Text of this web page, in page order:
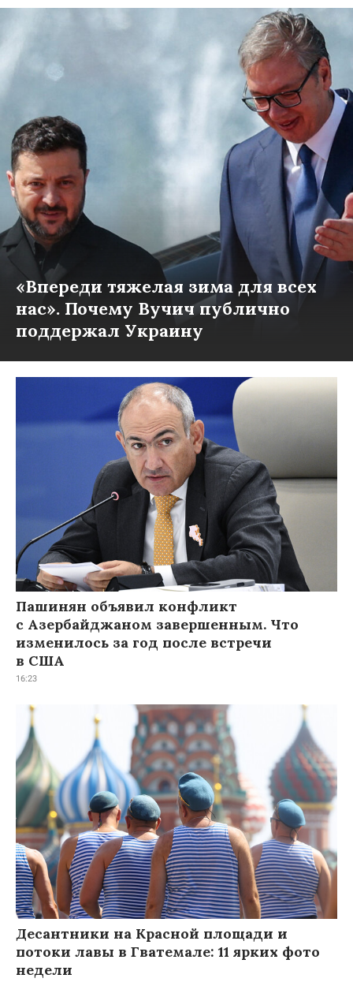
«Впереди тяжелая зима для всех
нас». Почему Вучич публично
поддержал Украину
Пашинян объявил конфликт
с Азербайджаном завершенным. Что
изменилось за год после встречи
в США
16:23
Десантники на Красной площади и
потоки лавы в Гватемале: 11 ярких фото
недели